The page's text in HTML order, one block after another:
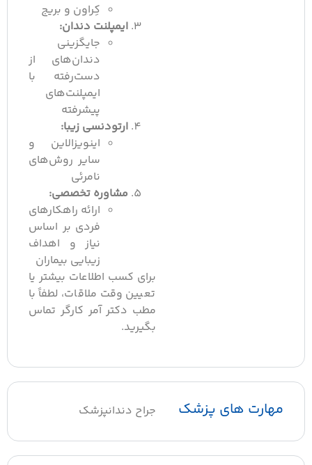
کِراون و بریج
ایمپلنت دندان:
جایگزینی
دندان‌های از
دست‌رفته با
ایمپلنت‌های
پیشرفته
ارتودنسی زیبا:
اینویزالاین و
سایر روش‌های
مشاوره تخصصی:
ارائه راهکارهای
فردی بر اساس
نیاز و اهداف
زیبایی بیماران
برای کسب اطلاعات بیشتر یا
تعیین وقت ملاقات، لطفاً با
مطب دکتر آمر کارگر تماس
بگیرید.
مهارت های پزشک جراح دندانپزشک